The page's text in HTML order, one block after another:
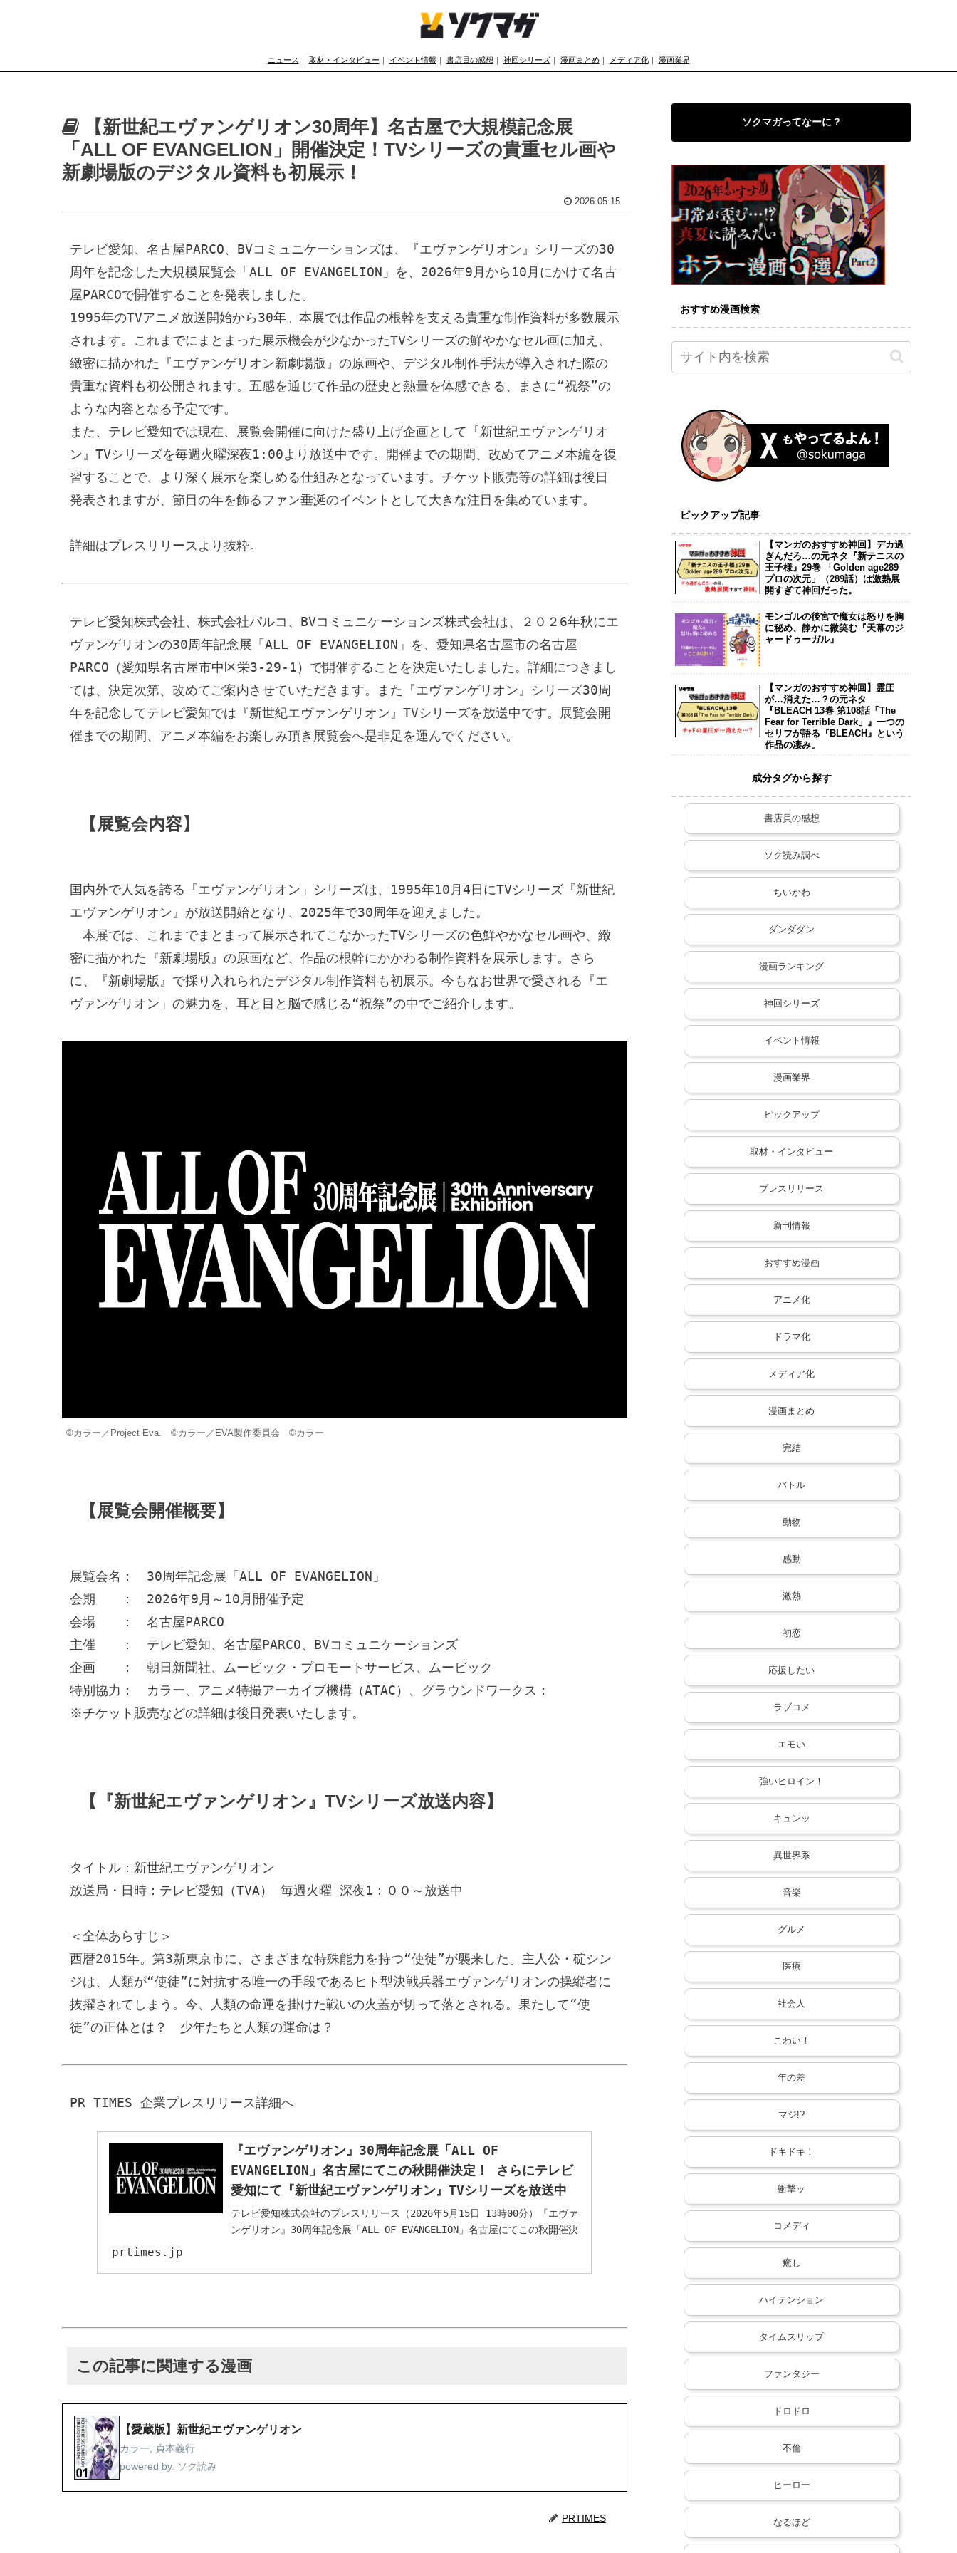
ニュース ｜ 取材・インタビュー ｜ イベント情報 ｜ 書店員の感想 ｜ 神回シリーズ｜ 漫画まとめ｜ メディア化｜ 漫画業界
【新世紀エヴァンゲリオン30周年】名古屋で大規模記念展
「ALL OF EVANGELION」開催決定！TVシリーズの貴重セル画や
新劇場版のデジタル資料も初展示！
2026.05.15
テレビ愛知、名古屋PARCO、BVコミュニケーションズは、『エヴァンゲリオン』シリーズの30
周年を記念した大規模展覧会「ALL OF EVANGELION」を、2026年9月から10月にかけて名古
屋PARCOで開催することを発表しました。
1995年のTVアニメ放送開始から30年。本展では作品の根幹を支える貴重な制作資料が多数展示
されます。これまでにまとまった展示機会が少なかったTVシリーズの鮮やかなセル画に加え、
緻密に描かれた『エヴァンゲリオン新劇場版』の原画や、デジタル制作手法が導入された際の
貴重な資料も初公開されます。五感を通じて作品の歴史と熱量を体感できる、まさに“祝祭”の
ような内容となる予定です。
また、テレビ愛知では現在、展覧会開催に向けた盛り上げ企画として『新世紀エヴァンゲリオ
ン』TVシリーズを毎週火曜深夜1:00より放送中です。開催までの期間、改めてアニメ本編を復
習することで、より深く展示を楽しめる仕組みとなっています。チケット販売等の詳細は後日
発表されますが、節目の年を飾るファン垂涎のイベントとして大きな注目を集めています。
詳細はプレスリリースより抜粋。
テレビ愛知株式会社、株式会社パルコ、BVコミュニケーションズ株式会社は、２０２6年秋にエ
ヴァンゲリオンの30周年記念展「ALL OF EVANGELION」を、愛知県名古屋市の名古屋
PARCO（愛知県名古屋市中区栄3-29-1）で開催することを決定いたしました。詳細につきまし
ては、決定次第、改めてご案内させていただきます。また『エヴァンゲリオン』シリーズ30周
年を記念してテレビ愛知では『新世紀エヴァンゲリオン』TVシリーズを放送中です。展覧会開
催までの期間、アニメ本編をお楽しみ頂き展覧会へ是非足を運んでください。
【展覧会内容】
国内外で人気を誇る『エヴァンゲリオン」シリーズは、1995年10月4日にTVシリーズ『新世紀
エヴァンゲリオン』が放送開始となり、2025年で30周年を迎えました。
本展では、これまでまとまって展示されてこなかったTVシリーズの色鮮やかなセル画や、緻
密に描かれた『新劇場版』の原画など、作品の根幹にかかわる制作資料を展示します。さら
に、『新劇場版』で採り入れられたデジタル制作資料も初展示。今もなお世界で愛される『エ
ヴァンゲリオン」の魅力を、耳と目と脳で感じる“祝祭”の中でご紹介します。
©カラー／Project Eva. ©カラー／EVA製作委員会 ©カラー
【展覧会開催概要】
展覧会名：　30周年記念展「ALL OF EVANGELION」
会期　　：　2026年9月～10月開催予定
会場　　：　名古屋PARCO
主催　　：　テレビ愛知、名古屋PARCO、BVコミュニケーションズ
企画　　：　朝日新聞社、ムービック・プロモートサービス、ムービック
特別協力：　カラー、アニメ特撮アーカイブ機構（ATAC）、グラウンドワークス：
※チケット販売などの詳細は後日発表いたします。
【『新世紀エヴァンゲリオン』TVシリーズ放送内容】
タイトル：新世紀エヴァンゲリオン
放送局・日時：テレビ愛知（TVA） 毎週火曜 深夜1：００～放送中
＜全体あらすじ＞
西暦2015年。第3新東京市に、さまざまな特殊能力を持つ“使徒”が襲来した。主人公・碇シン
ジは、人類が“使徒”に対抗する唯一の手段であるヒト型決戦兵器エヴァンゲリオンの操縦者に
抜擢されてしまう。今、人類の命運を掛けた戦いの火蓋が切って落とされる。果たして“使
徒”の正体とは？　少年たちと人類の運命は？
PR TIMES 企業プレスリリース詳細へ
『エヴァンゲリオン』30周年記念展「ALL OF
EVANGELION」名古屋にてこの秋開催決定！ さらにテレビ
愛知にて『新世紀エヴァンゲリオン』TVシリーズを放送中
テレビ愛知株式会社のプレスリリース（2026年5月15日 13時00分）『エヴァ
ンゲリオン』30周年記念展「ALL OF EVANGELION」名古屋にてこの秋開催決
prtimes.jp
この記事に関連する漫画
【愛蔵版】新世紀エヴァンゲリオン
カラー, 貞本義行
powered by. ソク読み
PRTIMES
ソクマガってなーに？
おすすめ漫画検索
ピックアップ記事
【マンガのおすすめ神回】デカ過
ぎんだろ…の元ネタ『新テニスの
王子様』29巻 「Golden age289
プロの次元」（289話）は激熱展
開すぎて神回だった。
モンゴルの後宮で魔女は怒りを胸
に秘め、静かに微笑む『天幕のジ
ャードゥーガル』
【マンガのおすすめ神回】霊圧
が…消えた…？の元ネタ
『BLEACH 13巻 第108話「The
Fear for Terrible Dark」』一つの
セリフが語る『BLEACH』という
作品の凄み。
成分タグから探す
書店員の感想
ソク読み調べ
ちいかわ
ダンダダン
漫画ランキング
神回シリーズ
イベント情報
漫画業界
ピックアップ
取材・インタビュー
プレスリリース
新刊情報
おすすめ漫画
アニメ化
ドラマ化
メディア化
漫画まとめ
完結
バトル
動物
感動
激熱
初恋
応援したい
ラブコメ
エモい
強いヒロイン！
キュンッ
異世界系
音楽
グルメ
医療
社会人
こわい！
年の差
マジ!?
ドキドキ！
衝撃ッ
コメディ
癒し
ハイテンション
タイムスリップ
ファンタジー
ドロドロ
不倫
ヒーロー
なるほど